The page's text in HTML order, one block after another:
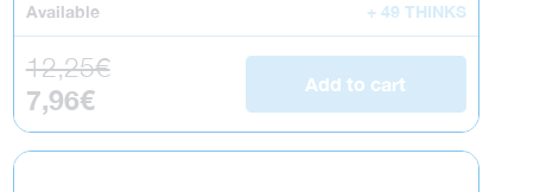
Available + 49 THINKS
Regular price
12,25€
Sale price
7,96€
Add to cart